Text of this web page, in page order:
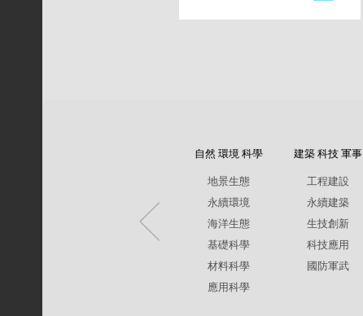
自然 環境 科學
地景生態
永續環境
海洋生態
基礎科學
材料科學
應用科學
建築 科技 軍事
工程建設
永續建築
生技創新
科技應用
國防軍武